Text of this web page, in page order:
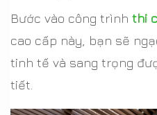
Bước vào công trình thi
cao cấp này, bạn sẽ
tinh tế và sang trọng
tiết.